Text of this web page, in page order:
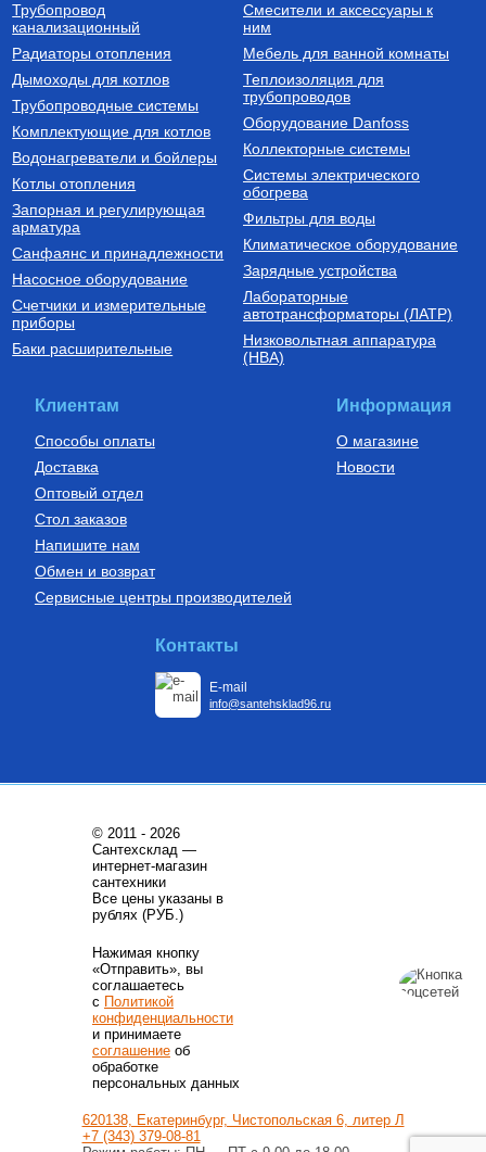
Трубопровод
канализационный
Радиаторы отопления
Дымоходы для котлов
Трубопроводные системы
Комплектующие для котлов
Водонагреватели и бойлеры
Котлы отопления
Запорная и регулирующая
арматура
Санфаянс и принадлежности
Насосное оборудование
Счетчики и измерительные
приборы
Баки расширительные
Смесители и аксессуары к
ним
Мебель для ванной комнаты
Теплоизоляция для
трубопроводов
Оборудование Danfoss
Коллекторные системы
Системы электрического
обогрева
Фильтры для воды
Климатическое оборудование
Зарядные устройства
Лабораторные
автотрансформаторы (ЛАТР)
Низковольтная аппаратура
(НВА)
Клиентам
Способы оплаты
Доставка
Оптовый отдел
Стол заказов
Напишите нам
Обмен и возврат
Сервисные центры производителей
Информация
О магазине
Новости
Контакты
E-mail
info@santehsklad96.ru
© 2011 - 2026
Сантехсклад —
интернет-магазин
сантехники
Все цены указаны в
рублях (РУБ.)
Нажимая кнопку
«Отправить», вы
соглашаетесь
с Политикой
конфиденциальности
и принимаете
соглашениеоб
обработке
персональных данных
620138, Екатеринбург, Чистопольская 6, литер Л
+7 (343) 379-08-81